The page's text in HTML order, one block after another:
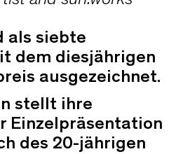
als siebte
dem diesjährigen
ausgezeichnet.
stellt ihre
Einzelpräsentation
des 20-jährigen